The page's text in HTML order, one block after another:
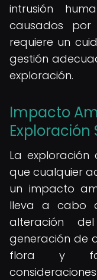
intrusión
causados por
requiere un
gestión
exploración.
Impacto
La exploración
que cualquier
un impacto
lleva a cabo
alteración
generación de
flora y